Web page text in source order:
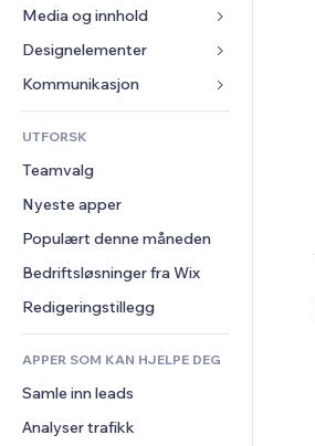
Sosiale medier
SEO
Engasjement
Nettstedsoppføringer
E-post
Konvertering
Selg-knapper
Nettkurs
On-demand-utskrift
Regnskap
Kuponger og fordelsprogram
Lagerløsninger
Dropshipping
Priser og abonnement
Folkefinansiering
Mat og drikke
Hoteller
Arrangementer
Restauranter
Eiendom
Bookinger
Media og innhold
Galleri
Musikk
Podkaster
Fotografi
Video
PDF
Fildeling
Nyheter
Designelementer
Kart og navigasjon
Personvern og sikkerhet
Klokke
Sidemaler
Bildeeffekter
Knapper og menyer
Bannere og merker
Kalkulatorer
Søk
Vær
Diagrammer og tabeller
Skjemaer
Avstemninger
Chat
Kommentarer
Telefon
Samfunn
Anmeldelser og
UTFORSK
Teamvalg
Nyeste apper
Populært denne måneden
Bedriftsløsninger fra Wix
Redigeringstillegg
APPER SOM KAN HJELPE DEG
Samle inn leads
Analyser trafikk